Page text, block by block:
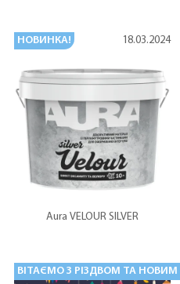
НОВИНКА! 18.03.2024
Aura VELOUR SILVER
ВІТАЄМО З РІЗДВОМ ТА